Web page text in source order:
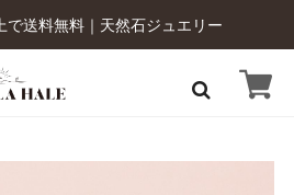
で送料無料｜天然石ジュエリー